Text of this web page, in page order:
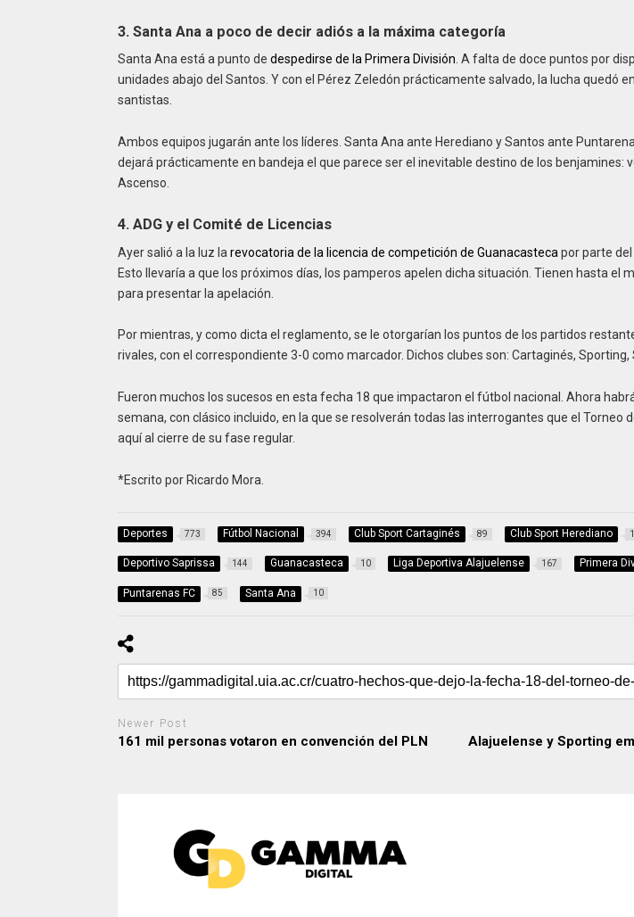
3. Santa Ana a poco de decir adiós a la máxima categoría
Santa Ana está a punto de despedirse de la Primera División . A falta de doce puntos por
unidades abajo del Santos. Y con el Pérez Zeledón prácticamente salvado, la lucha quedó
santistas.
Ambos equipos jugarán ante los líderes. Santa Ana ante Herediano y Santos ante
dejará prácticamente en bandeja el que parece ser el inevitable destino de los benjamines:
Ascenso.
4. ADG y el Comité de Licencias
Ayer salió a la luz la revocatoria de la licencia de competición de Guanacasteca por parte del
Esto llevaría a que los próximos días, los pamperos apelen dicha situación. Tienen hasta el
para presentar la apelación.
Por mientras, y como dicta el reglamento, se le otorgarían los puntos de los partidos
rivales, con el correspondiente 3-0 como marcador. Dichos clubes son: Cartaginés, Sporting,
Fueron muchos los sucesos en esta fecha 18 que impactaron el fútbol nacional. Ahora
semana, con clásico incluido, en la que se resolverán todas las interrogantes que el Torneo
aquí al cierre de su fase regular.
*Escrito por Ricardo Mora.
Deportes 773 Fútbol Nacional 394 Club Sport Cartaginés 89 Club Sport Herediano
Deportivo Saprissa 144 Guanacasteca 10 Liga Deportiva Alajuelense 167 Primera
Puntarenas FC 85 Santa Ana 10
Newer Post
161 mil personas votaron en convención del PLN
Alajuelense y Sporting